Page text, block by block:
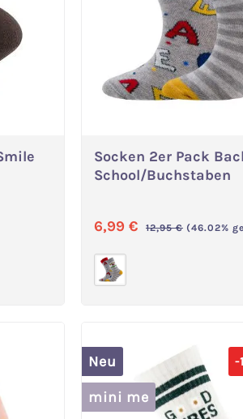
Variante wählen
Socken 2er Pack
School/Buchstaben
Verkaufspreis:
6,99 € Regulärer Preis:
12,95 € (46.02%
-
Neu
mini me